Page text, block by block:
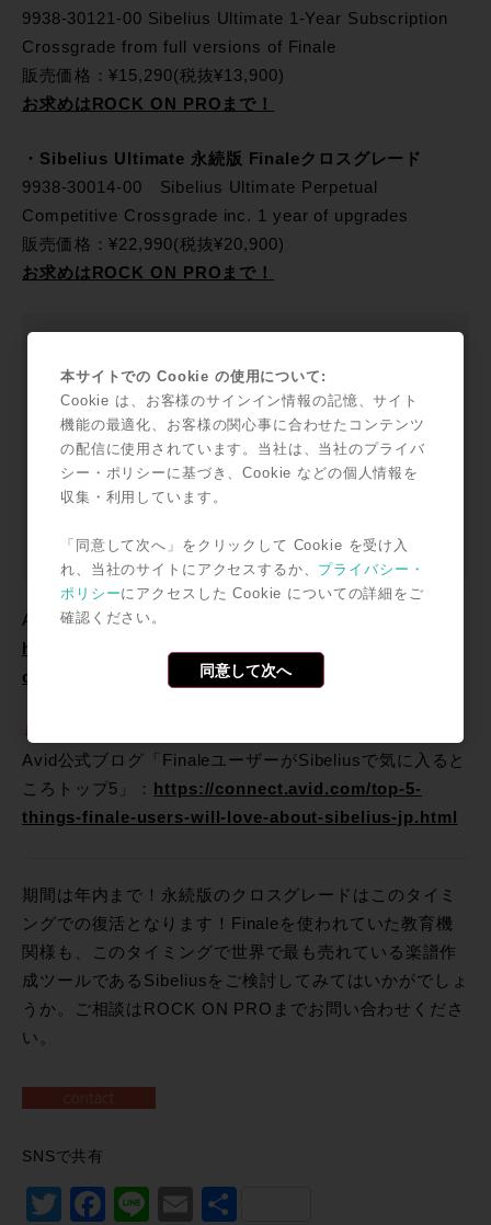
9938-30121-00 Sibelius Ultimate 1-Year Subscription
Crossgrade from full versions of Finale
販売価格：¥15,290(税抜¥13,900)
お求めはROCK ON PROまで！
・Sibelius Ultimate 永続版 Finaleクロスグレード
9938-30014-00 Sibelius Ultimate Perpetual
Competitive Crossgrade inc. 1 year of upgrades
販売価格：¥22,990(税抜¥20,900)
お求めはROCK ON PROまで！
1:クロスグレードをご購入の上、
www.avid.com/register にてAvidの製品ライセンスを
登録してください。
2:アカウントのクロスグレードの資格を確認するため
に、Finaleのシリアル番号を入力します。
付与されます。
Avidプロモ詳細ページ：
https://connect.avid.com/finale-to-sibelius-
crossgrade-jp.html
⇩こちらも要チェック！
Avid公式ブログ「FinaleユーザーがSibeliusで気に入ると
ころトップ5」： https://connect.avid.com/top-5-
things-finale-users-will-love-about-sibelius-jp.html
期間は年内まで！永続版のクロスグレードはこのタイミ
ングでの復活となります！Finaleを使われていた教育機
関様も、このタイミングで世界で最も売れている楽譜作
成ツールであるSibeliusをご検討してみてはいかがでしょ
うか。ご相談はROCK ON PROまでお問い合わせくださ
い。
SNSで共有
Twitter
Facebook
LineEmail
本サイトでの Cookie の使用について:
Cookie は、お客様のサインイン情報の記憶、サイト
機能の最適化、お客様の関心事に合わせたコンテンツ
の配信に使用されています。当社は、当社のプライバ
シー・ポリシーに基づき、Cookie などの個人情報を
収集・利用しています。
「同意して次へ」をクリックして Cookie を受け入
れ、当社のサイトにアクセスするか、 プライバシー・
ポリシーにアクセスした Cookie についての詳細をご
確認ください。
同意して次へ